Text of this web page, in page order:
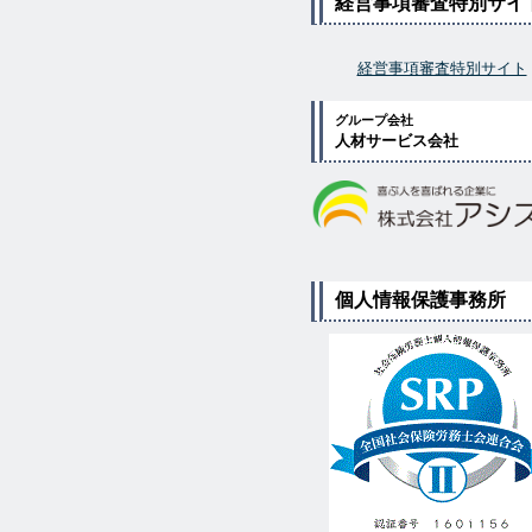
経営事項審査特別サイト
グループ会社
人材サービス会社
個人情報保護事務所